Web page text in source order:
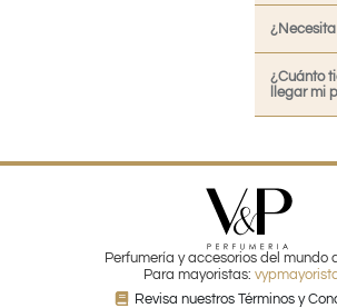
¿Cuánto
llegar mi
Perfumería y accesorios del mundo
Para mayoristas:
Revisa nuestros Términos y